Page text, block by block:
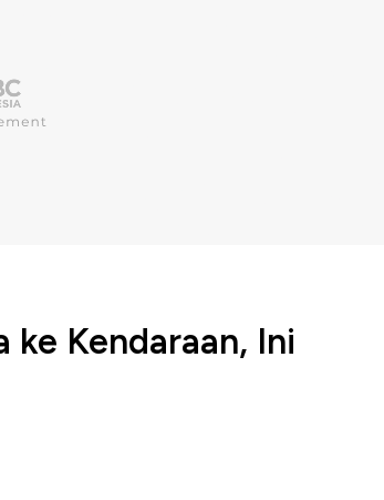
ke Kendaraan, Ini